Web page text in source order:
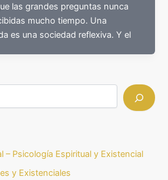
las grandes preguntas nunca
mucho tiempo. Una
es una sociedad reflexiva. Y el
– Psicología Espiritual y Existencial
y Existenciales